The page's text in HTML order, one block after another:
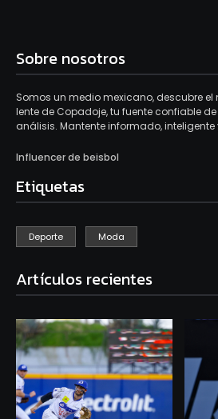
Sobre nosotros
Somos un medio mexicano, descubre
lente de Copadoje, tu fuente confiable
análisis. Mantente informado,
Influencer de beisbol
Etiquetas
Deporte Moda
Artículos recientes